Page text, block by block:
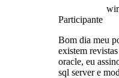
Participante
Bom dia meu
existem
oracle, eu
sql server e